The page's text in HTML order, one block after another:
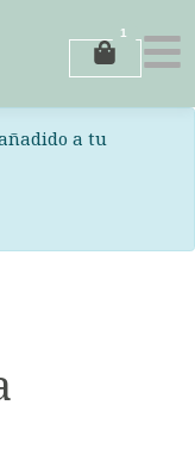
1
Carrito
a tu